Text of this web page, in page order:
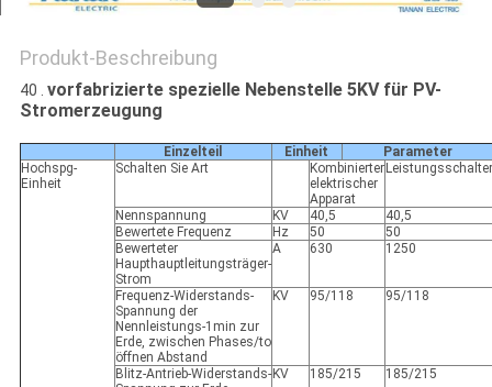
Produkt-Beschreibung
40 . vorfabrizierte spezielle Nebenstelle 5KV für PV-
Stromerzeugung
Einzelteil Einheit
Parameter
Hochspg-
Einheit
Schalten Sie Art
Kombinierter
elektrischer
Apparat
Leistungsschalter
Nennspannung KV 40,5
40,5
Bewertete Frequenz
Hz 50
50
Bewerteter
Haupthauptleitungsträger-
Strom
A 630 1250
Frequenz-Widerstands-
Spannung der
Nennleistungs-1min zur
Erde, zwischen Phases/to
öffnen Abstand
KV 95/118 95/118
Blitz-Antrieb-Widerstands- KV 185/215 185/215